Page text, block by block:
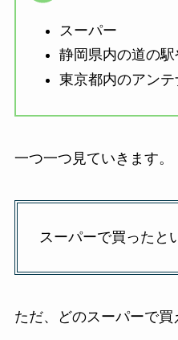
スーパー
静岡県内の道の
東京都内のアン
一つ一つ見ていきます。
スーパーで買ったと
ただ、どのスーパーで買